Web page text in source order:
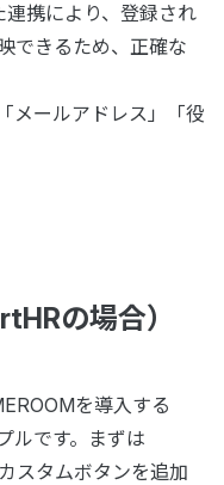
携により、登録され
できるため、正確な
メールアドレス」「役
の場合）
を導入する
ルです。まずは
スタムボタンを追加